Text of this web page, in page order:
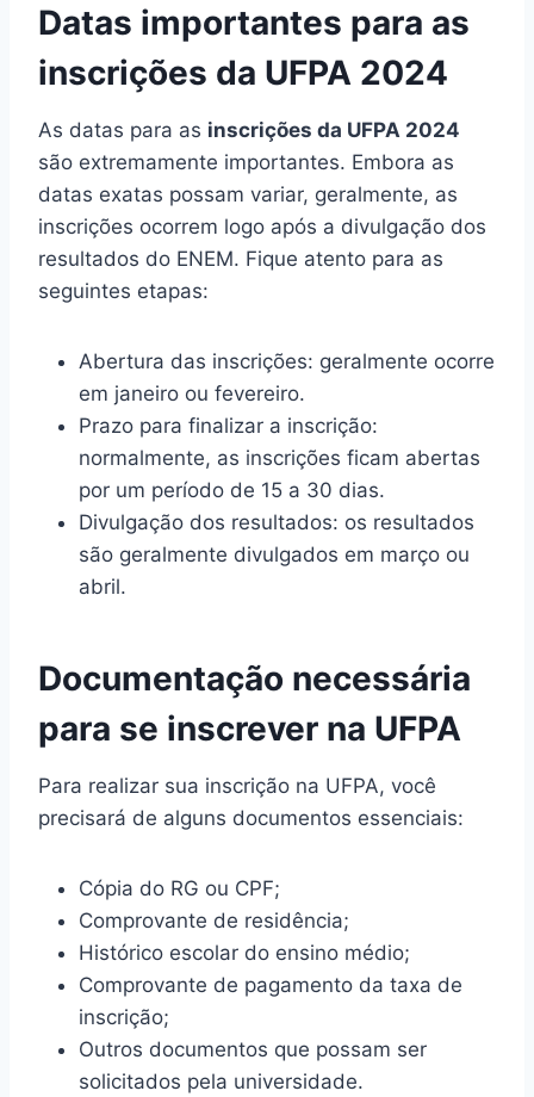
Datas importantes para as
inscrições da UFPA 2024
As datas para as inscrições da UFPA 2024
são extremamente importantes. Embora as
datas exatas possam variar, geralmente, as
inscrições ocorrem logo após a divulgação dos
resultados do ENEM. Fique atento para as
seguintes etapas:
Abertura das inscrições: geralmente ocorre
em janeiro ou fevereiro.
Prazo para finalizar a inscrição:
normalmente, as inscrições ficam abertas
por um período de 15 a 30 dias.
Divulgação dos resultados: os resultados
são geralmente divulgados em março ou
abril.
Documentação necessária
para se inscrever na UFPA
Para realizar sua inscrição na UFPA, você
precisará de alguns documentos essenciais:
Cópia do RG ou CPF;
Comprovante de residência;
Histórico escolar do ensino médio;
Comprovante de pagamento da taxa de
inscrição;
Outros documentos que possam ser
solicitados pela universidade.